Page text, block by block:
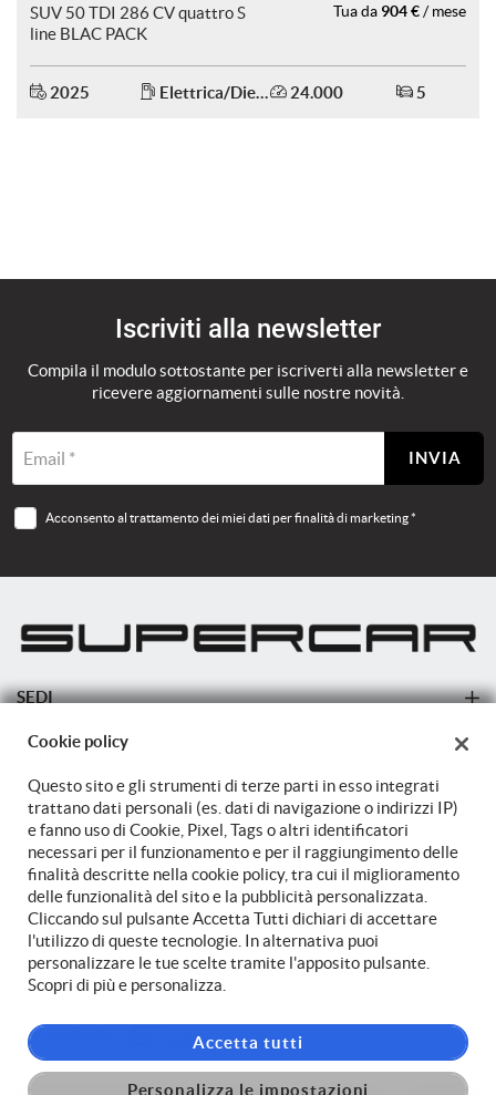
SUV 50 TDI 286 CV quattro S
line BLAC PACK
Tua da 904 € / mese
2025 Elettrica/Diesel 24.000 5
Iscriviti alla newsletter
Compila il modulo sottostante per iscriverti alla newsletter e
ricevere aggiornamenti sulle nostre novità.
Email * INVIA
Acconsento al trattamento dei miei dati per finalità di marketing *
SEDI
Azienda
TORNA IN CIMA
Copyright © 2026 Autostore Srl - P.IVA 04099540264 -Leggi
l'informativa sulla privacy-Cookie Policy
Sito creato da:
Cookie policy
Questo sito e gli strumenti di terze parti in esso integrati
trattano dati personali (es. dati di navigazione o indirizzi IP)
e fanno uso di Cookie, Pixel, Tags o altri identificatori
necessari per il funzionamento e per il raggiungimento delle
finalità descritte nella cookie policy, tra cui il miglioramento
delle funzionalità del sito e la pubblicità personalizzata.
Cliccando sul pulsante Accetta Tutti dichiari di accettare
l'utilizzo di queste tecnologie. In alternativa puoi
personalizzare le tue scelte tramite l'apposito pulsante.
Scopri di più e personalizza.
Accetta tutti
Personalizza le impostazioni